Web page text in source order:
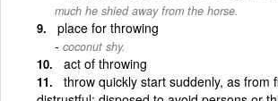
much he shied away from the horse.
place for throwing
coconut shy.
act of throwing
throw quickly start suddenly, as from